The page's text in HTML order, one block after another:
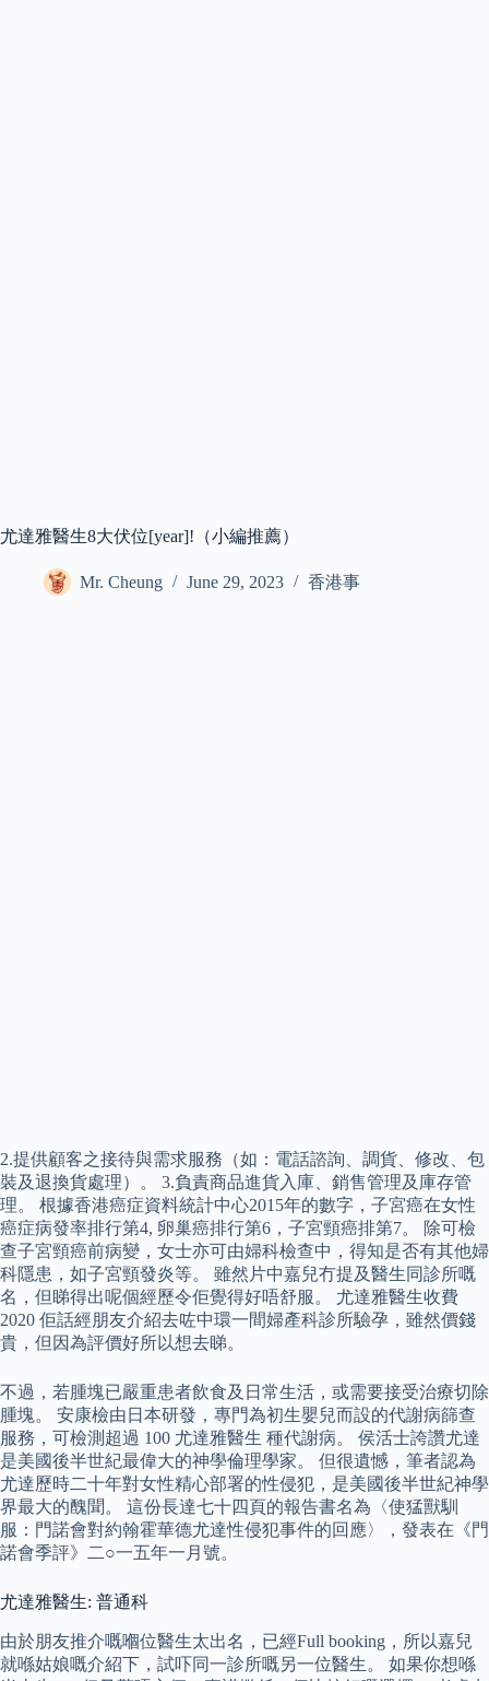
尤達雅醫生8大伏位[year]!（小編推薦）
Mr. Cheung June 29, 2023 香港事
2.提供顧客之接待與需求服務（如：電話諮詢、調貨、修改、包
裝及退換貨處理）。 3.負責商品進貨入庫、銷售管理及庫存管
理。 根據香港癌症資料統計中心2015年的數字，子宮癌在女性
癌症病發率排行第4, 卵巢癌排行第6，子宮頸癌排第7。 除可檢
查子宮頸癌前病變，女士亦可由婦科檢查中，得知是否有其他婦
科隱患，如子宮頸發炎等。 雖然片中嘉兒冇提及醫生同診所嘅
名，但睇得出呢個經歷令佢覺得好唔舒服。 尤達雅醫生收費
2020 佢話經朋友介紹去咗中環一間婦產科診所驗孕，雖然價錢
貴，但因為評價好所以想去睇。
不過，若腫塊已嚴重患者飲食及日常生活，或需要接受治療切除
腫塊。 安康檢由日本研發，專門為初生嬰兒而設的代謝病篩查
服務，可檢測超過 100 尤達雅醫生 種代謝病。 侯活士誇讚尤達
是美國後半世紀最偉大的神學倫理學家。 但很遺憾，筆者認為
尤達歷時二十年對女性精心部署的性侵犯，是美國後半世紀神學
界最大的醜聞。 這份長達七十四頁的報告書名為〈使猛獸馴
服：門諾會對約翰霍華德尤達性侵犯事件的回應〉，發表在《門
諾會季評》二○一五年一月號。
尤達雅醫生: 普通科
由於朋友推介嘅嗰位醫生太出名，已經Full booking，所以嘉兒
就喺姑娘嘅介紹下，試吓同一診所嘅另一位醫生。 如果你想喺